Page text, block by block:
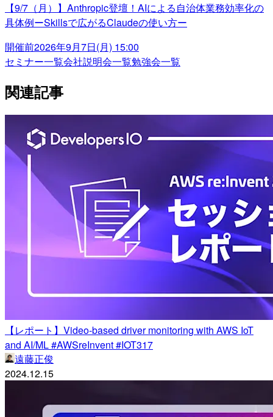
【9/7（月）】Anthropic登壇！AIによる自治体業務効率化の
具体例ーSkillsで広がるClaudeの使い方ー
開催前2026年9月7日(月) 15:00
セミナー一覧会社説明会一覧勉強会一覧
関連記事
【レポート】Video-based driver monitoring with AWS IoT
and AI/ML #AWSreInvent #IOT317
遠藤正俊
2024.12.15